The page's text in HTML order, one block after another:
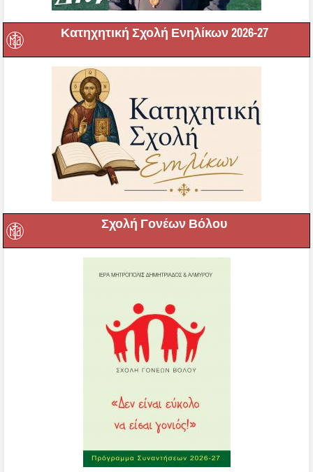
Κατηχητική Σχολή Ενηλίκων 2026-27
Σχολή Γονέων Βόλου